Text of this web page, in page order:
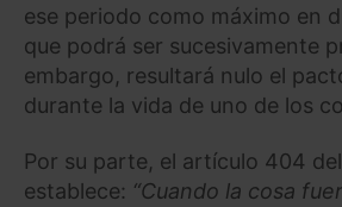
ese periodo como máximo en
que podrá ser sucesivamente
embargo, resultará nulo el
durante la vida de uno de los
Por su parte, el artículo 404
establece: “Cuando la cosa